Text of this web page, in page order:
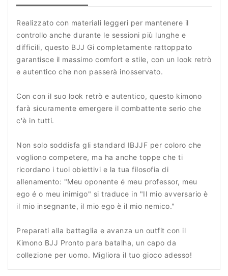
Realizzato con materiali leggeri per mantenere il
controllo anche durante le sessioni più lunghe e
difficili, questo BJJ Gi completamente rattoppato
garantisce il massimo comfort e stile, con un look retrò
e autentico che non passerà inosservato.
Con con il suo look retrò e autentico, questo kimono
farà sicuramente emergere il combattente serio che
c'è in tutti.
Non solo soddisfa gli standard IBJJF per coloro che
vogliono competere, ma ha anche toppe che ti
ricordano i tuoi obiettivi e la tua filosofia di
allenamento: "Meu oponente é meu professor, meu
ego é o meu inimigo" si traduce in "Il mio avversario è
il mio insegnante, il mio ego è il mio nemico."
Preparati alla battaglia e avanza un outfit con il
Kimono BJJ Pronto para batalha, un capo da
collezione per uomo. Migliora il tuo gioco adesso!